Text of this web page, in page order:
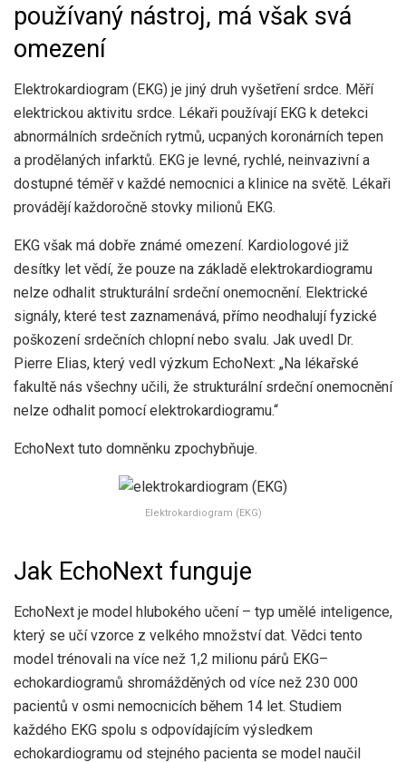
používaný nástroj, má však svá
omezení
Elektrokardiogram (EKG) je jiný druh vyšetření srdce. Měří
elektrickou aktivitu srdce. Lékaři používají EKG k detekci
abnormálních srdečních rytmů, ucpaných koronárních tepen
a prodělaných infarktů. EKG je levné, rychlé, neinvazivní a
dostupné téměř v každé nemocnici a klinice na světě. Lékaři
provádějí každoročně stovky milionů EKG.
EKG však má dobře známé omezení. Kardiologové již
desítky let vědí, že pouze na základě elektrokardiogramu
nelze odhalit strukturální srdeční onemocnění. Elektrické
signály, které test zaznamenává, přímo neodhalují fyzické
poškození srdečních chlopní nebo svalu. Jak uvedl Dr.
Pierre Elias, který vedl výzkum EchoNext: „Na lékařské
fakultě nás všechny učili, že strukturální srdeční onemocnění
nelze odhalit pomocí elektrokardiogramu.“
EchoNext tuto domněnku zpochybňuje.
Elektrokardiogram (EKG)
Jak EchoNext funguje
EchoNext je model hlubokého učení – typ umělé inteligence,
který se učí vzorce z velkého množství dat. Vědci tento
model trénovali na více než 1,2 milionu párů EKG–
echokardiogramů shromážděných od více než 230 000
pacientů v osmi nemocnicích během 14 let. Studiem
každého EKG spolu s odpovídajícím výsledkem
echokardiogramu od stejného pacienta se model naučil